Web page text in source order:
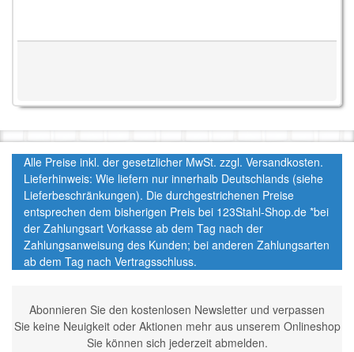
Alle Preise inkl. der gesetzlicher MwSt. zzgl. Versandkosten.
Lieferhinweis: Wie liefern nur innerhalb Deutschlands (siehe
Lieferbeschränkungen). Die durchgestrichenen Preise
entsprechen dem bisherigen Preis bei 123Stahl-Shop.de *bei
der Zahlungsart Vorkasse ab dem Tag nach der
Zahlungsanweisung des Kunden; bei anderen Zahlungsarten
ab dem Tag nach Vertragsschluss.
Abonnieren Sie den kostenlosen Newsletter und verpassen
Sie keine Neuigkeit oder Aktionen mehr aus unserem Onlineshop
Sie können sich jederzeit abmelden.